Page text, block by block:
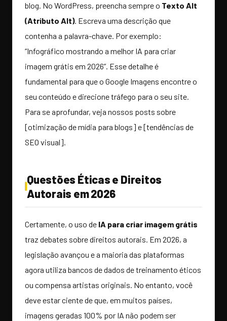
blog. No WordPress, preencha sempre o Texto Alt
(Atributo Alt). Escreva uma descrição que
contenha a palavra-chave. Por exemplo:
“Infográfico mostrando a melhor IA para criar
imagem grátis em 2026”. Esse detalhe é
fundamental para que o Google Imagens encontre o
seu conteúdo e direcione tráfego para o seu site.
Para se aprofundar, veja nossos posts sobre
[otimização de mídia para blogs] e [tendências de
SEO visual].
Questões Éticas e Direitos
Autorais em 2026
Certamente, o uso de IA para criar imagem grátis
traz debates sobre direitos autorais. Em 2026, a
legislação avançou e a maioria das plataformas
agora utiliza bancos de dados de treinamento éticos
ou compensa artistas originais. No entanto, você
deve estar ciente de que, em muitos países,
imagens geradas 100% por IA não podem ser